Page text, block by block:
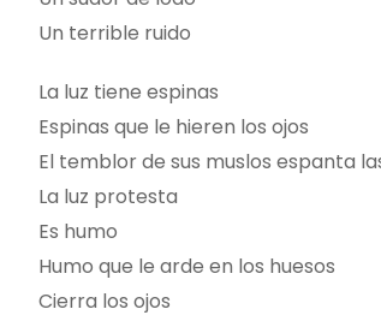
Un terrible ruido
La luz tiene espinas
Espinas que le hieren los ojos
El temblor de sus muslos espanta
La luz protesta
Es humo
Humo que le arde en los huesos
Cierra los ojos